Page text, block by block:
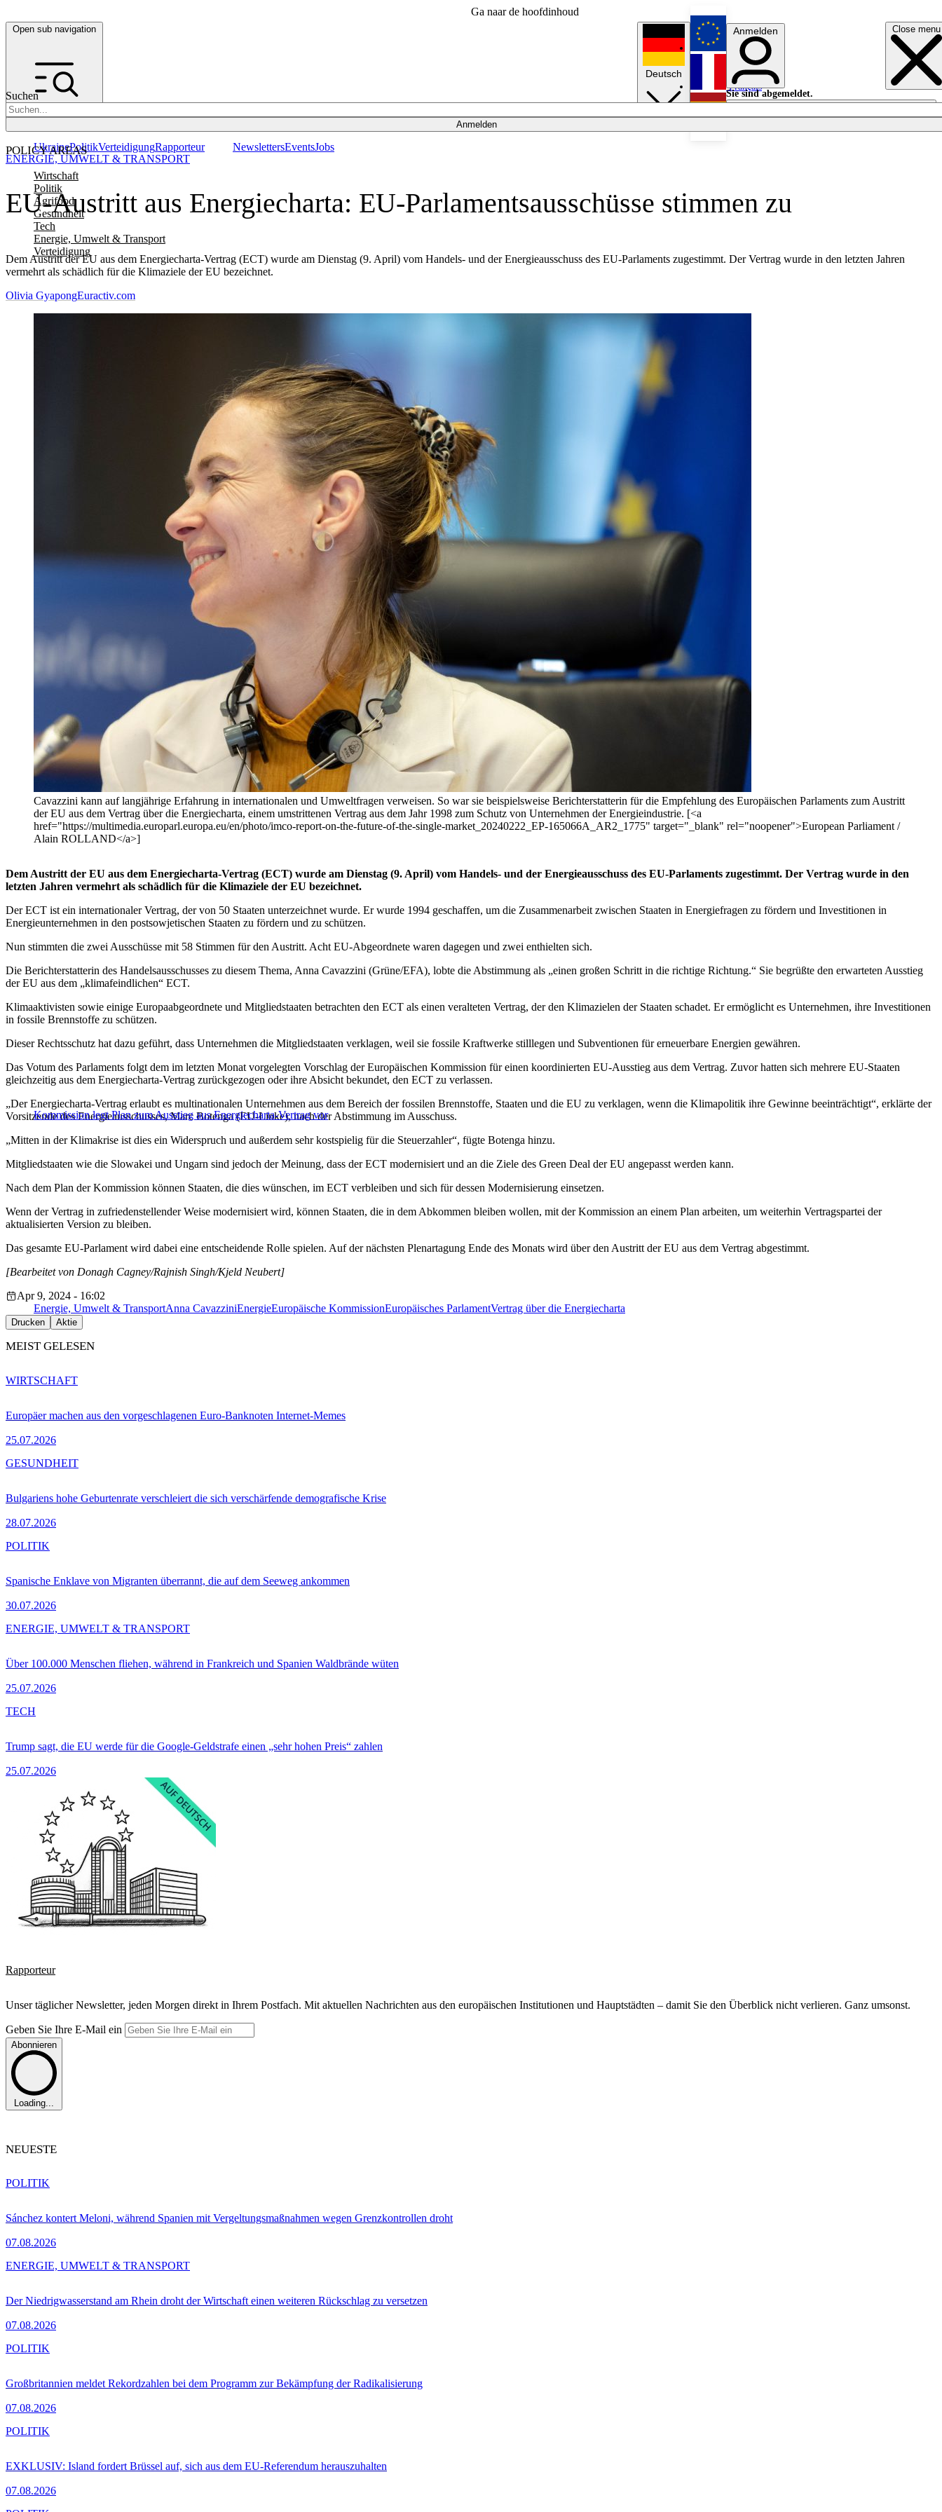
Ga naar de hoofdinhoud
Open sub navigation Close menu
Suchen
Anmelden
POLICY AREAS
Wirtschaft
Politik
Agrifood
Gesundheit
Tech
Energie, Umwelt & Transport
Verteidigung
UkrainePolitikVerteidigungRapporteur NewslettersEventsJobs
Deutsch
English
Français
Anmelden
Sie sind abgemeldet.
Anmelden
Licht aus
EU-Austritt aus Energiecharta: EU-Parlamentsausschüsse stimmen zu
Dem Austritt der EU aus dem Energiecharta-Vertrag (ECT) wurde am Dienstag (9. April) vom Handels- und der Energieausschuss des EU-Parlaments zugestimmt. Der Vertrag wurde in den letzten Jahren
vermehrt als schädlich für die Klimaziele der EU bezeichnet.
ENERGIE, UMWELT & TRANSPORT
Olivia GyapongEuractiv.com
Cavazzini kann auf langjährige Erfahrung in internationalen und Umweltfragen verweisen. So war sie beispielsweise Berichterstatterin für die Empfehlung des Europäischen Parlaments zum Austritt
der EU aus dem Vertrag über die Energiecharta, einem umstrittenen Vertrag aus dem Jahr 1998 zum Schutz von Unternehmen der Energieindustrie. [<a
href="https://multimedia.europarl.europa.eu/en/photo/imco-report-on-the-future-of-the-single-market_20240222_EP-165066A_AR2_1775" target="_blank" rel="noopener">European Parliament /
Alain ROLLAND</a>]
Dem Austritt der EU aus dem Energiecharta-Vertrag (ECT) wurde am Dienstag (9. April) vom Handels- und der Energieausschuss des EU-Parlaments zugestimmt. Der Vertrag wurde in den
letzten Jahren vermehrt als schädlich für die Klimaziele der EU bezeichnet.
Der ECT ist ein internationaler Vertrag, der von 50 Staaten unterzeichnet wurde. Er wurde 1994 geschaffen, um die Zusammenarbeit zwischen Staaten in Energiefragen zu fördern und Investitionen in
Energieunternehmen in den postsowjetischen Staaten zu fördern und zu schützen.
Nun stimmten die zwei Ausschüsse mit 58 Stimmen für den Austritt. Acht EU-Abgeordnete waren dagegen und zwei enthielten sich.
Die Berichterstatterin des Handelsausschusses zu diesem Thema, Anna Cavazzini (Grüne/EFA), lobte die Abstimmung als „einen großen Schritt in die richtige Richtung.“ Sie begrüßte den erwarteten Ausstieg
der EU aus dem „klimafeindlichen“ ECT.
Klimaaktivisten sowie einige Europaabgeordnete und Mitgliedstaaten betrachten den ECT als einen veralteten Vertrag, der den Klimazielen der Staaten schadet. Er ermöglicht es Unternehmen, ihre Investitionen
in fossile Brennstoffe zu schützen.
Dieser Rechtsschutz hat dazu geführt, dass Unternehmen die Mitgliedstaaten verklagen, weil sie fossile Kraftwerke stilllegen und Subventionen für erneuerbare Energien gewähren.
Das Votum des Parlaments folgt dem im letzten Monat vorgelegten Vorschlag der Europäischen Kommission für einen koordinierten EU-Ausstieg aus dem Vertrag. Zuvor hatten sich mehrere EU-Staaten
gleichzeitig aus dem Energiecharta-Vertrag zurückgezogen oder ihre Absicht bekundet, den ECT zu verlassen.
Kommission legt Plan zum Ausstieg aus Energiecharta-Vertrag vor
„Der Energiecharta-Vertrag erlaubt es multinationalen Unternehmen aus dem Bereich der fossilen Brennstoffe, Staaten und die EU zu verklagen, wenn die Klimapolitik ihre Gewinne beeinträchtigt“, erklärte der
Vorsitzende des Energieausschusses, Marc Botenga (EU-Linke), nach der Abstimmung im Ausschuss.
„Mitten in der Klimakrise ist dies ein Widerspruch und außerdem sehr kostspielig für die Steuerzahler“, fügte Botenga hinzu.
Mitgliedstaaten wie die Slowakei und Ungarn sind jedoch der Meinung, dass der ECT modernisiert und an die Ziele des Green Deal der EU angepasst werden kann.
Nach dem Plan der Kommission können Staaten, die dies wünschen, im ECT verbleiben und sich für dessen Modernisierung einsetzen.
Wenn der Vertrag in zufriedenstellender Weise modernisiert wird, können Staaten, die in dem Abkommen bleiben wollen, mit der Kommission an einem Plan arbeiten, um weiterhin Vertragspartei der
aktualisierten Version zu bleiben.
Das gesamte EU-Parlament wird dabei eine entscheidende Rolle spielen. Auf der nächsten Plenartagung Ende des Monats wird über den Austritt der EU aus dem Vertrag abgestimmt.
[Bearbeitet von Donagh Cagney/Rajnish Singh/Kjeld Neubert]
Apr 9, 2024 - 16:02
Energie, Umwelt & TransportAnna CavazziniEnergieEuropäische KommissionEuropäisches ParlamentVertrag über die Energiecharta
Drucken Aktie
MEIST GELESEN
Europäer machen aus den vorgeschlagenen Euro-Banknoten Internet-Memes
25.07.2026
WIRTSCHAFT
Bulgariens hohe Geburtenrate verschleiert die sich verschärfende demografische Krise
28.07.2026
GESUNDHEIT
Spanische Enklave von Migranten überrannt, die auf dem Seeweg ankommen
30.07.2026
POLITIK
Über 100.000 Menschen fliehen, während in Frankreich und Spanien Waldbrände wüten
25.07.2026
ENERGIE, UMWELT & TRANSPORT
Trump sagt, die EU werde für die Google-Geldstrafe einen „sehr hohen Preis“ zahlen
25.07.2026
TECH
Rapporteur
Unser täglicher Newsletter, jeden Morgen direkt in Ihrem Postfach. Mit aktuellen Nachrichten aus den europäischen Institutionen und Hauptstädten – damit Sie den Überblick nicht verlieren. Ganz umsonst.
Geben Sie Ihre E-Mail ein
Abonnieren
Loading...
NEUESTE
Sánchez kontert Meloni, während Spanien mit Vergeltungsmaßnahmen wegen Grenzkontrollen droht
07.08.2026
POLITIK
Der Niedrigwasserstand am Rhein droht der Wirtschaft einen weiteren Rückschlag zu versetzen
07.08.2026
ENERGIE, UMWELT & TRANSPORT
Großbritannien meldet Rekordzahlen bei dem Programm zur Bekämpfung der Radikalisierung
07.08.2026
POLITIK
EXKLUSIV: Island fordert Brüssel auf, sich aus dem EU-Referendum herauszuhalten
07.08.2026
POLITIK